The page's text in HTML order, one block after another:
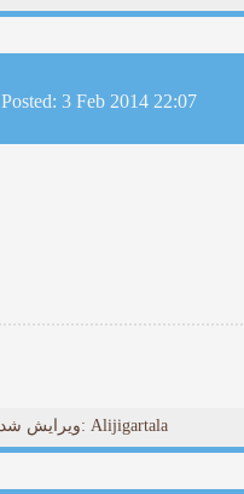
Posted: 3 Feb 2014 22:07
ویرایش شده توسط: Alijigartala